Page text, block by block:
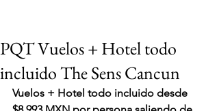
PQT Vuelos + Hotel todo
incluido The Sens Cancun
Vuelos + Hotel todo incluido desde